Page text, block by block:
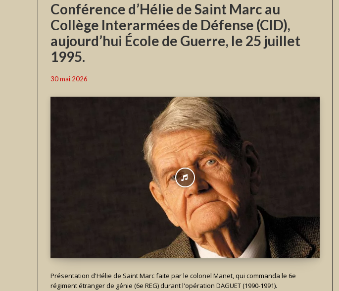
Conférence d’Hélie de Saint Marc au
Collège Interarmées de Défense (CID),
aujourd’hui École de Guerre, le 25 juillet
1995.
30 mai 2026
Présentation d'Hélie de Saint Marc faite par le colonel Manet, qui commanda le 6e
régiment étranger de génie (6e REG) durant l'opération DAGUET (1990-1991).